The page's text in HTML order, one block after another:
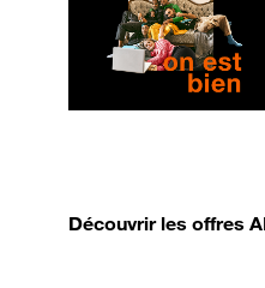
Découvrir les offres